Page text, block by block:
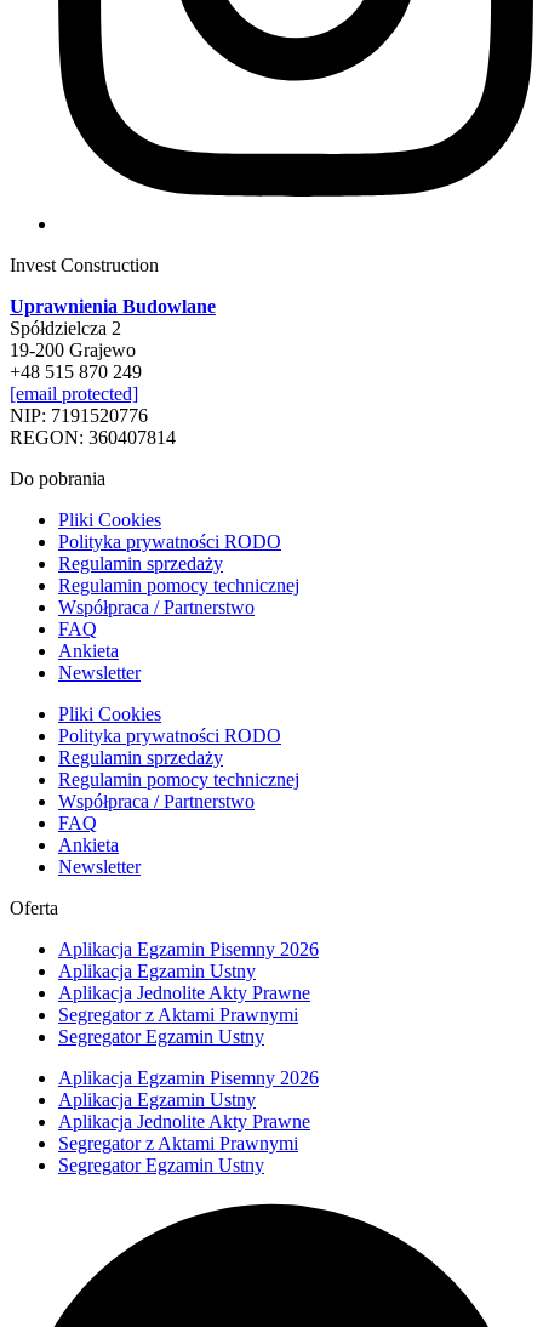
Invest Construction
Uprawnienia Budowlane
Spółdzielcza 2
19-200 Grajewo
+48 515 870 249
[email protected]
NIP: 7191520776
REGON: 360407814
Do pobrania
Pliki Cookies
Polityka prywatności RODO
Regulamin sprzedaży
Regulamin pomocy technicznej
Współpraca / Partnerstwo
FAQ
Ankieta
Newsletter
Pliki Cookies
Polityka prywatności RODO
Regulamin sprzedaży
Regulamin pomocy technicznej
Współpraca / Partnerstwo
FAQ
Ankieta
Newsletter
Oferta
Aplikacja Egzamin Pisemny 2026
Aplikacja Egzamin Ustny
Aplikacja Jednolite Akty Prawne
Segregator z Aktami Prawnymi
Segregator Egzamin Ustny
Aplikacja Egzamin Pisemny 2026
Aplikacja Egzamin Ustny
Aplikacja Jednolite Akty Prawne
Segregator z Aktami Prawnymi
Segregator Egzamin Ustny